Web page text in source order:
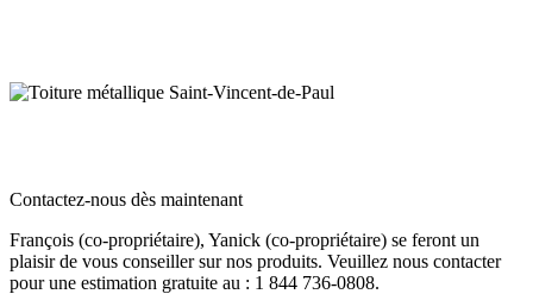
Contactez-nous dès maintenant
François (co-propriétaire), Yanick (co-propriétaire) se feront un
plaisir de vous conseiller sur nos produits. Veuillez nous contacter
pour une estimation gratuite au : 1 844 736-0808.